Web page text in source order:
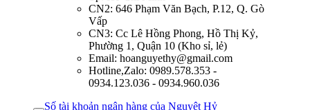
CN2: 646 Phạm Văn Bạch, P.12, Q. Gò
Vấp
CN3: Cc Lê Hồng Phong, Hồ Thị Kỷ,
Phường 1, Quận 10 (Kho sỉ, lẻ)
Email: hoanguyethy@gmail.com
Hotline,Zalo: 0989.578.353 -
0934.123.036 - 0934.960.036
Số tài khoản ngân hàng của Nguyệt Hỷ